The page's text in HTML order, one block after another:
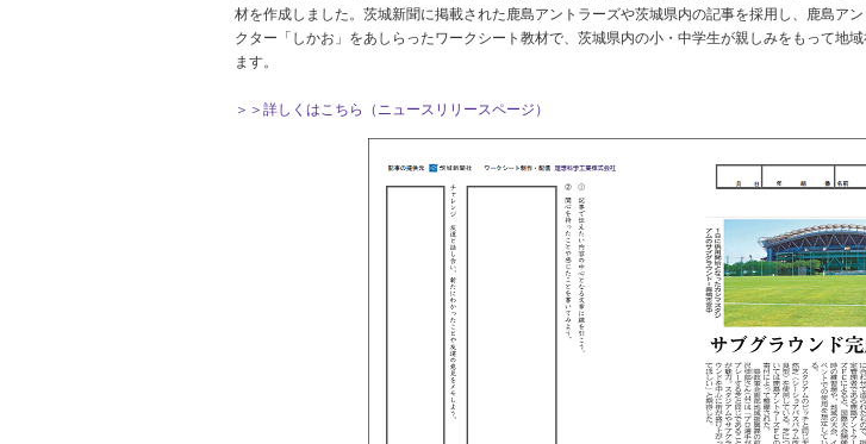
材を作成しました。茨城新聞に掲載された鹿島アントラーズや茨城県内の記事を採用し、鹿島ア
クター「しかお」をあしらったワークシート教材で、茨城県内の小・中学生が親しみをもって地
ます。
＞＞詳しくはこちら（ニュースリリースページ）